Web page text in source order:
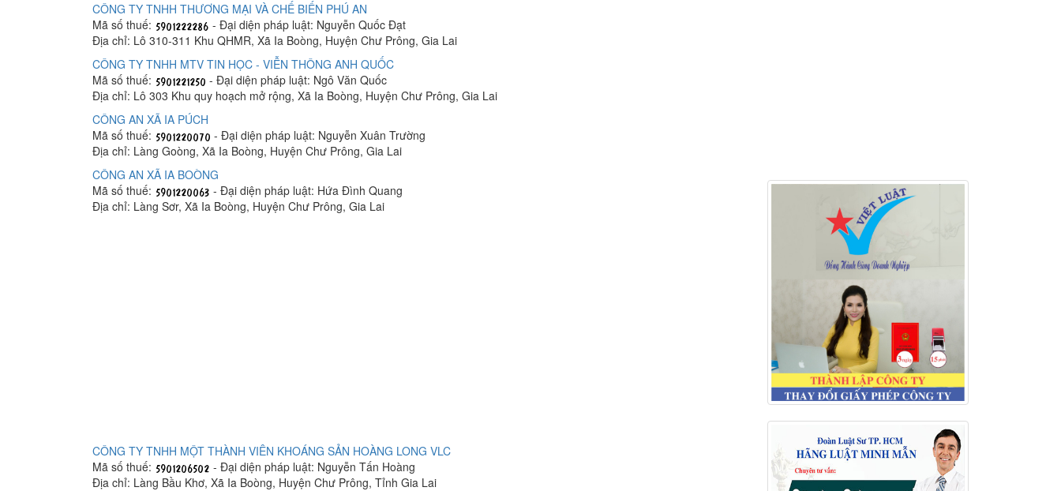
CÔNG TY TNHH THƯƠNG MẠI VÀ CHẾ BIẾN PHÚ AN
Mã số thuế:
- Đại diện pháp luật: Nguyễn Quốc Đạt
Địa chỉ: Lô 310-311 Khu QHMR, Xã Ia Boòng, Huyện Chư Prông, Gia Lai
CÔNG TY TNHH MTV TIN HỌC - VIỄN THÔNG ANH QUỐC
Mã số thuế:
- Đại diện pháp luật: Ngô Văn Quốc
Địa chỉ: Lô 303 Khu quy hoạch mở rộng, Xã Ia Boòng, Huyện Chư Prông, Gia Lai
CÔNG AN XÃ IA PÚCH
Mã số thuế:
- Đại diện pháp luật: Nguyễn Xuân Trường
Địa chỉ: Làng Goòng, Xã Ia Boòng, Huyện Chư Prông, Gia Lai
CÔNG AN XÃ IA BOÒNG
Mã số thuế:
- Đại diện pháp luật: Hứa Đình Quang
Địa chỉ: Làng Sơr, Xã Ia Boòng, Huyện Chư Prông, Gia Lai
CÔNG TY TNHH MỘT THÀNH VIÊN KHOÁNG SẢN HOÀNG LONG VLC
Mã số thuế:
- Đại diện pháp luật: Nguyễn Tấn Hoàng
Địa chỉ: Làng Bầu Khơ, Xã Ia Boòng, Huyện Chư Prông, Tỉnh Gia Lai